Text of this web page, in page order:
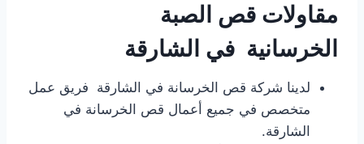
مقاولات قص الصبة
الخرسانية في الشارقة
لدينا شركة قص الخرسانة في الشارقة فريق عمل
متخصص في جميع أعمال قص الخرسانة في
الشارقة.